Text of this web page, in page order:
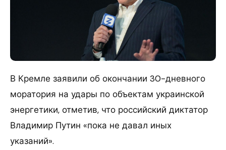
В Кремле заявили об окончании 30-дневного
моратория на удары по объектам украинской
энергетики, отметив, что российский диктатор
Владимир Путин «пока не давал иных
указаний».